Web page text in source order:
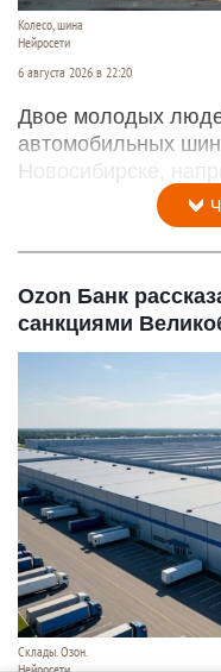
Колесо, шина
Нейросети
6 августа 2026 в 22:20
Двое молодых
автомобильных
Новосибирске,
Ozon Банк
санкциями
Склады. Озон.